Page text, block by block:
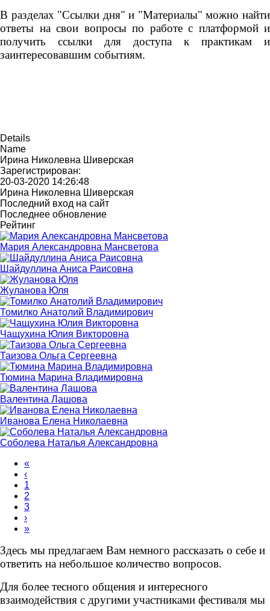
В разделах "Ссылки дня" и "Материалы" можно найти
ответы на свои вопросы по работе с платформой и
получить ссылки для доступа к практикам и
заинтересовавшим событиям.
Details
Name
Ирина Николевна Шиверская
Зарегистрирован:
20-03-2020 14:26:48
Ирина Николевна Шиверская
Последний вход на сайт
Последнее обновление
Рейтинг
Мария Александровна Мансветова
Шайдуллина Аниса Раисовна
Жуланова Юля
Томилко Анатолий Владимирович
Чащухина Юлия Викторовна
Таизова Ольга Сергеевна
Тюмина Марина Владимировна
Валентина Лашова
Иванова Елена Николаевна
Соболева Наталья Александровна
«
‹
1
2
3
›
»
Здесь мы предлагаем Вам немного рассказать о себе и
ответить на небольшое количество вопросов.
Для более тесного общения и интересного
взаимодействия с другими участниками фестиваля мы